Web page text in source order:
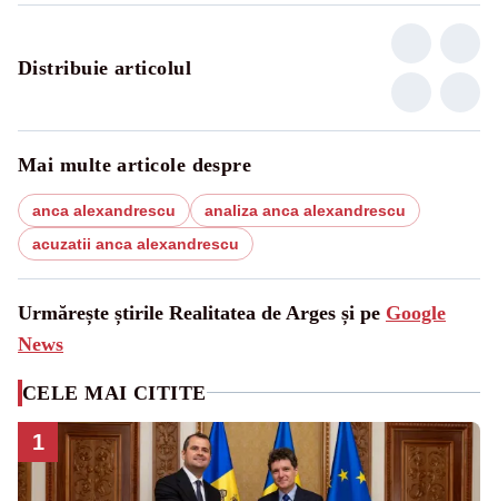
Distribuie articolul
Mai multe articole despre
anca alexandrescu
analiza anca alexandrescu
acuzatii anca alexandrescu
Urmărește știrile Realitatea de Arges și pe Google
News
CELE MAI CITITE
1